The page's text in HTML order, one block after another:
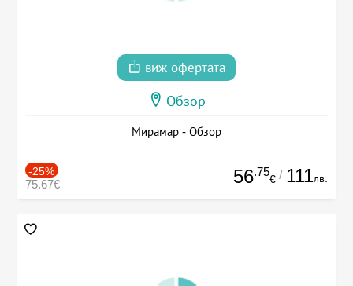
виж офертата
Обзор
Мирамар - Обзор
-25%
75.67€ 56.75
€ / 111лв.